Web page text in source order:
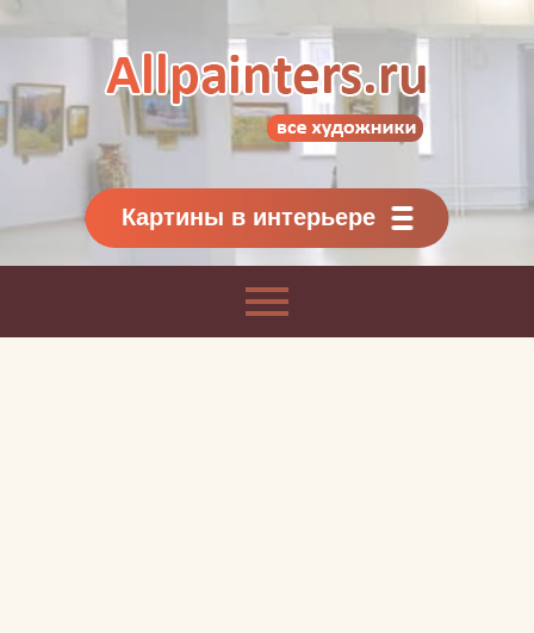
Картины классиков
и современников
Картины в интерьере